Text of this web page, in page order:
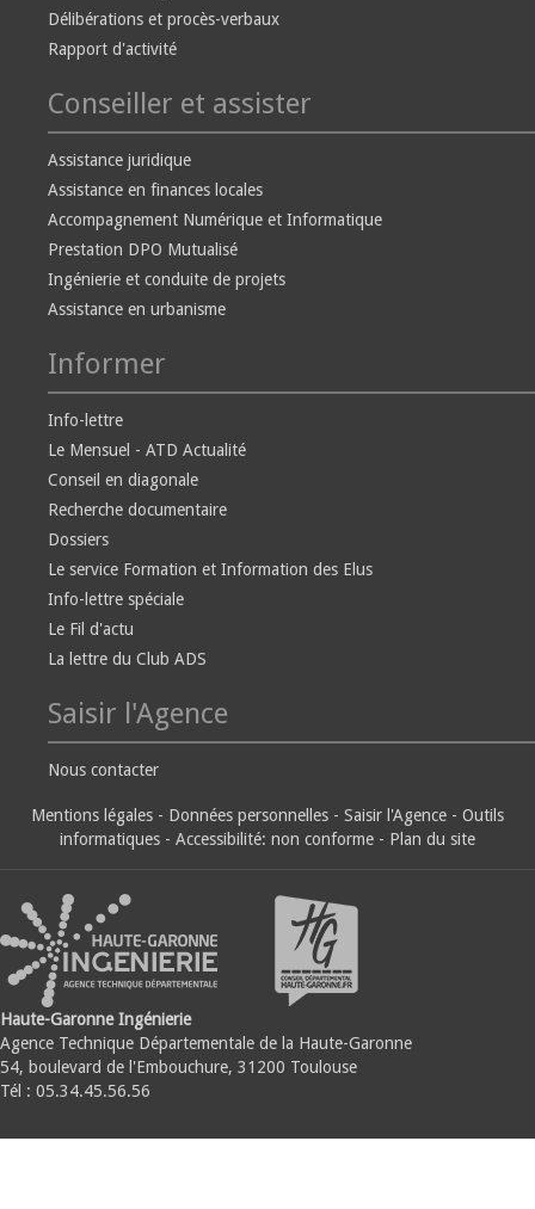
Délibérations et procès-verbaux
Rapport d'activité
Conseiller et assister
Assistance juridique
Assistance en finances locales
Accompagnement Numérique et Informatique
Prestation DPO Mutualisé
Ingénierie et conduite de projets
Assistance en urbanisme
Informer
Info-lettre
Le Mensuel - ATD Actualité
Conseil en diagonale
Recherche documentaire
Dossiers
Le service Formation et Information des Elus
Info-lettre spéciale
Le Fil d'actu
La lettre du Club ADS
Saisir l'Agence
Nous contacter
Mentions légales - Données personnelles - Saisir l'Agence - Outils
informatiques - Accessibilité: non conforme - Plan du site
Haute-Garonne Ingénierie
Agence Technique Départementale de la Haute-Garonne
54, boulevard de l'Embouchure, 31200 Toulouse
Tél : 05.34.45.56.56